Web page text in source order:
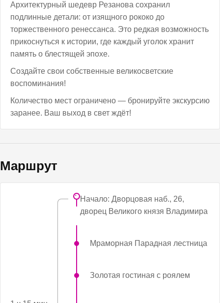
Архитектурный шедевр Резанова сохранил
подлинные детали: от изящного рококо до
торжественного ренессанса. Это редкая возможность
прикоснуться к истории, где каждый уголок хранит
память о блестящей эпохе.
Создайте свои собственные великосветские
воспоминания!
Количество мест ограничено — бронируйте экскурсию
заранее. Ваш выход в свет ждёт!
Маршрут
Начало: Дворцовая наб., 26,
дворец Великого князя Владимира
Мраморная Парадная лестница
Золотая гостиная с роялем